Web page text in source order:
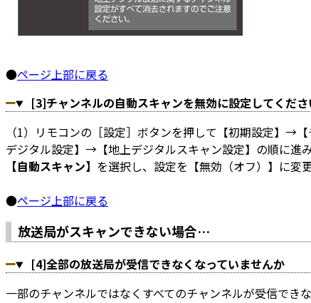
●ページ上部に戻る
[3]チャンネルの自動スキャンを無効に設定してくださ
（1）リモコンの［設定］ボタンを押して【初期設定】→
デジタル設定】→【地上デジタルスキャン設定】の順に進み
【自動スキャン】 を選択し、設定を【無効（オフ）】に変
●ページ上部に戻る
放送局がスキャンできない場合…
[4]全部の放送局が受信できなくなっていませんか
一部のチャンネルではなくすべてのチャンネルが受信でき